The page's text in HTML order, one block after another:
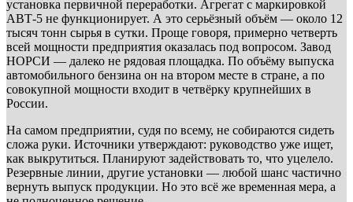
установка первичной переработки. Агрегат с маркировкой
АВТ-5 не функционирует. А это серьёзный объём — около 12
тысяч тонн сырья в сутки. Проще говоря, примерно четверть
всей мощности предприятия оказалась под вопросом. Завод
НОРСИ — далеко не рядовая площадка. По объёму выпуска
автомобильного бензина он на втором месте в стране, а по
совокупной мощности входит в четвёрку крупнейших в
России.
На самом предприятии, судя по всему, не собираются сидеть
сложа руки. Источники утверждают: руководство уже ищет,
как выкрутиться. Планируют задействовать то, что уцелело.
Резервные линии, другие установки — любой шанс частично
вернуть выпуск продукции. Но это всё же временная мера, а